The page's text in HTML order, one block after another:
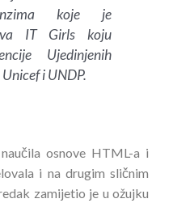
koje je
IT Girls koju
Ujedinjenih
i UNDP.
osnove HTML-a i
i na drugim sličnim
zamijetio je u ožujku